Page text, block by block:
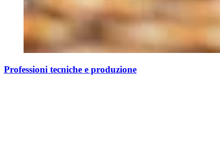
Professioni tecniche e produzione